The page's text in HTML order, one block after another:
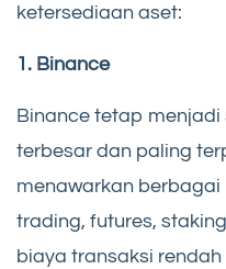
ketersediaan aset:
1. Binance
Binance tetap
terbesar dan paling
menawarkan
trading, futures,
biaya transaksi